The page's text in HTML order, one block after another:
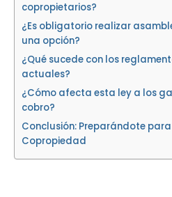
copropietarios?
¿Es obligatorio realizar
una opción?
¿Qué sucede con los
actuales?
¿Cómo afecta esta ley a los
cobro?
Conclusión: Preparándote
Copropiedad